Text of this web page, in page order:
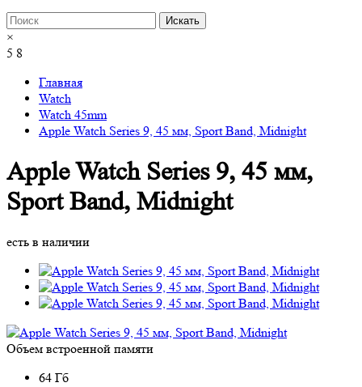
×
5 8
Главная
Watch
Watch 45mm
Apple Watch Series 9, 45 мм, Sport Band, Midnight
Apple Watch Series 9, 45 мм,
Sport Band, Midnight
есть в наличии
Объем встроенной памяти
64 Гб